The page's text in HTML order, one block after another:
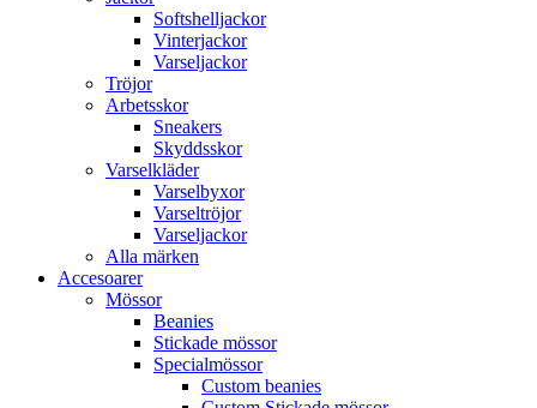
Softshelljackor
Vinterjackor
Varseljackor
Tröjor
Arbetsskor
Sneakers
Skyddsskor
Varselkläder
Varselbyxor
Varseltröjor
Varseljackor
Alla märken
Accesoarer
Mössor
Beanies
Stickade mössor
Specialmössor
Custom beanies